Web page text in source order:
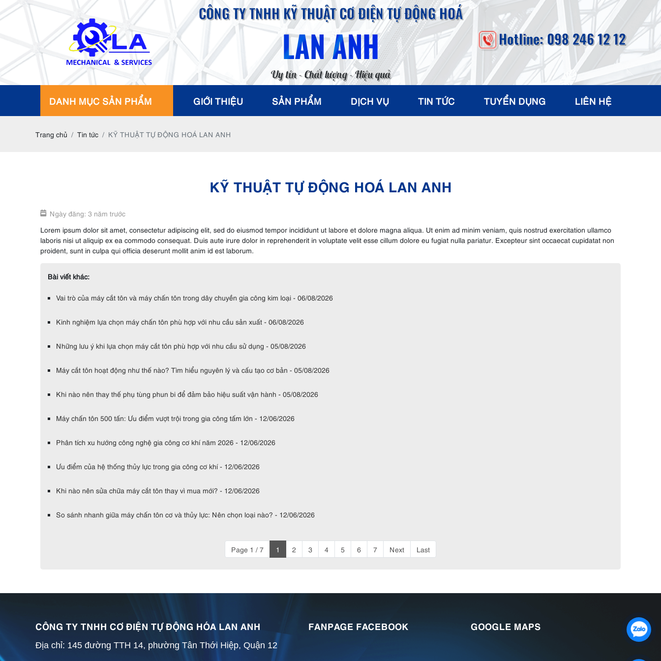
CÔNG TY TNHH KỸ THUẬT CƠ ĐIỆN TỰ ĐỘNG HOÁ
LAN ANH
Uy tín - Chất lượng - Hiệu quả
Hotline: 098 246 12 12
DANH MỤC SẢN PHẨM GIỚI THIỆU SẢN PHẨM DỊCH VỤ TIN TỨC TUYỂN DỤNG LIÊN HỆ
Trang chủ Tin tức KỸ THUẬT TỰ ĐỘNG HOÁ LAN ANH
KỸ THUẬT TỰ ĐỘNG HOÁ LAN ANH
Ngày đăng: 3 năm trước
Lorem ipsum dolor sit amet, consectetur adipiscing elit, sed do eiusmod tempor incididunt ut labore et dolore magna aliqua. Ut enim ad minim veniam, quis nostrud exercitation ullamco
laboris nisi ut aliquip ex ea commodo consequat. Duis aute irure dolor in reprehenderit in voluptate velit esse cillum dolore eu fugiat nulla pariatur. Excepteur sint occaecat cupidatat non
proident, sunt in culpa qui officia deserunt mollit anim id est laborum.
Bài viết khác:
Vai trò của máy cắt tôn và máy chấn tôn trong dây chuyền gia công kim loại - 06/08/2026
Kinh nghiệm lựa chọn máy chấn tôn phù hợp với nhu cầu sản xuất - 06/08/2026
Những lưu ý khi lựa chọn máy cắt tôn phù hợp với nhu cầu sử dụng - 05/08/2026
Máy cắt tôn hoạt động như thế nào? Tìm hiểu nguyên lý và cấu tạo cơ bản - 05/08/2026
Khi nào nên thay thế phụ tùng phun bi để đảm bảo hiệu suất vận hành - 05/08/2026
Máy chấn tôn 500 tấn: Ưu điểm vượt trội trong gia công tấm lớn - 12/06/2026
Phân tích xu hướng công nghệ gia công cơ khí năm 2026 - 12/06/2026
Ưu điểm của hệ thống thủy lực trong gia công cơ khí - 12/06/2026
Khi nào nên sửa chữa máy cắt tôn thay vì mua mới? - 12/06/2026
So sánh nhanh giữa máy chấn tôn cơ và thủy lực: Nên chọn loại nào? - 12/06/2026
Page 1 / 7 1 2 3 4 5 6 7 Next Last
CÔNG TY TNHH CƠ ĐIỆN TỰ ĐỘNG HÓA LAN ANH
Địa chỉ: 145 đường TTH 14, phường Tân Thới Hiệp, Quận 12
FANPAGE FACEBOOK GOOGLE MAPS